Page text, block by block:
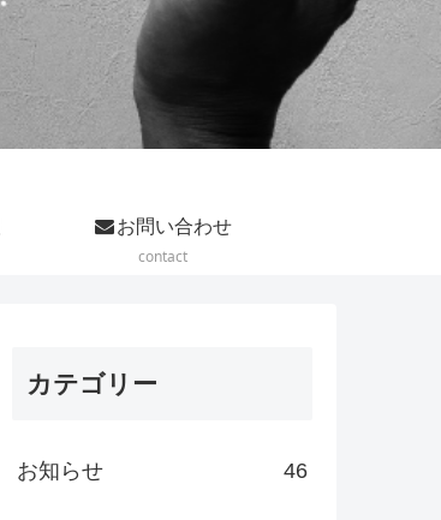
お問い合わせ
contact
カテゴリー
お知らせ 46